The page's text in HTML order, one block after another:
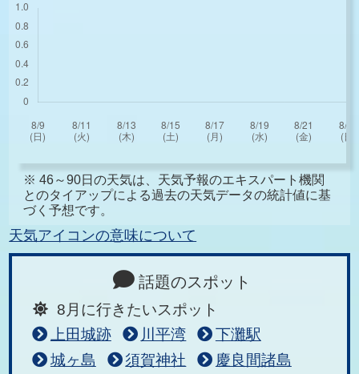
※ 46～90日の天気は、天気予報のエキスパート機関
とのタイアップによる過去の天気データの統計値に基
づく予想です。
天気アイコンの意味について
話題のスポット
8月に行きたいスポット
上田城跡
川平湾
下灘駅
城ヶ島
須賀神社
慶良間諸島